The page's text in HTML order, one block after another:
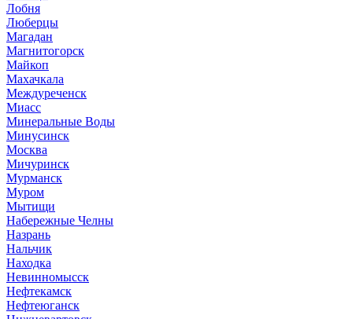
Лобня
Люберцы
Магадан
Магнитогорск
Майкоп
Махачкала
Междуреченск
Миасс
Минеральные Воды
Минусинск
Москва
Мичуринск
Мурманск
Муром
Мытищи
Набережные Челны
Назрань
Нальчик
Находка
Невинномысск
Нефтекамск
Нефтеюганск